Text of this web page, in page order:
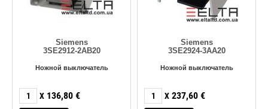
Siemens
3SE2912-2AB20
Ножной выключатель
X 136,80 €
Siemens
3SE2924-3AA20
Ножной выключатель
X 237,60 €